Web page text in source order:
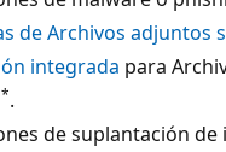
de Archivos adjuntos
integrada para
*.
de suplantación